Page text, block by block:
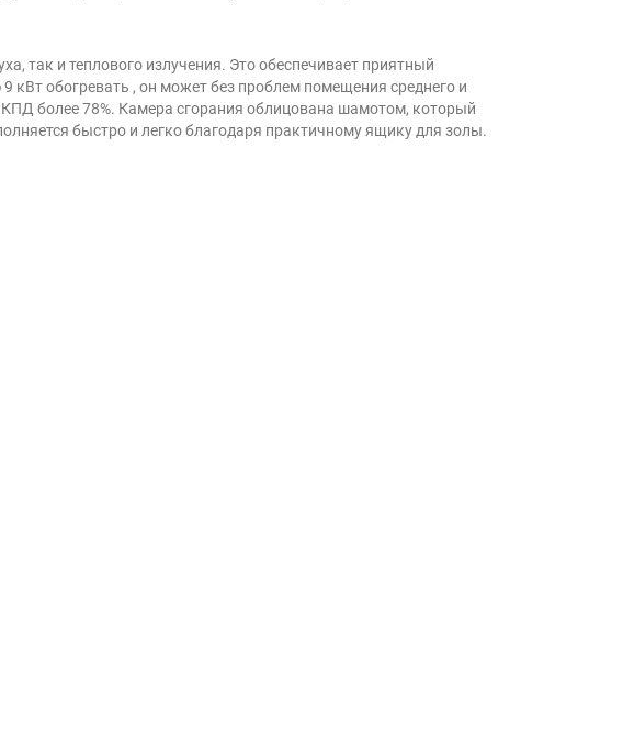
так и теплового излучения. Это обеспечивает приятный
обогревать , он может без проблем помещения среднего и
более 78%. Камера сгорания облицована шамотом, который
быстро и легко благодаря практичному ящику для золы.